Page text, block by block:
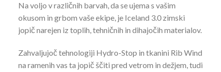
Na voljo v različnih barvah, da se ujema s vašim
okusom in grbom vaše ekipe, je Iceland 3.0 zimski
jopič narejen iz toplih, tehničnih in dihajočih materialov.
Zahvaljujoč tehnologiji Hydro-Stop in tkanini Rib Wind
na ramenih vas ta jopič ščiti pred vetrom in dežjem, tudi